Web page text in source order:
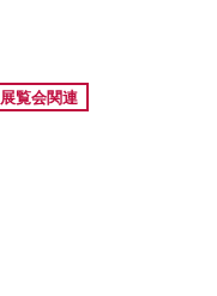
展覧会関連